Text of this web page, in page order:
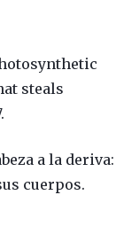
steals
a la deriva:
cuerpos.